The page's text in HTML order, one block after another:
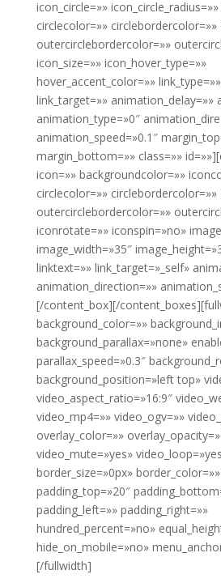
icon_circle=»»
circlecolor=»»
outercirclebordercolor=»»
icon_size=»» icon_hover_type=»»
hover_accent_color=»»
link_target=»» animation_delay=»»
animation_type=»0″
animation_speed=»0.1″
margin_bottom=»» class=»»
icon=»» backgroundcolor=»»
circlecolor=»»
outercirclebordercolor=»»
iconrotate=»» iconspin=»no»
image_width=»35″
linktext=»» link_target=»_self»
animation_direction=»»
[/content_box][/
background_color=»»
background_parallax=»none»
parallax_speed=»0.3″
background_position=»left top»
video_aspect_ratio=»16:9″
video_mp4=»» video_ogv=»»
overlay_color=»»
video_mute=»yes»
border_size=»0px»
padding_top=»20″
padding_left=»» padding_right=»»
hundred_percent=»no»
hide_on_mobile=»no»
[/fullwidth]